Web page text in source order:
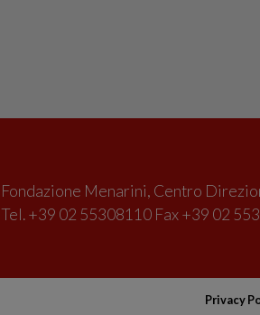
Fondazione Menarini, Centro
Tel. +39 02 55308110 Fax +39 02
Privacy